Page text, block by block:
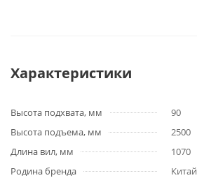
Характеристики
Высота подхвата, мм
90
Высота подъема, мм
2500
Длина вил, мм
1070
Родина бренда
Китай